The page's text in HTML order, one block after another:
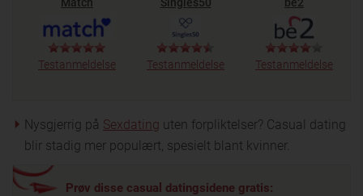
Testanmeldelse Testanmeldelse Testanmeldelse
Nysgjerrig på Sexdating uten forpliktelser? Casual dating
blir stadig mer populært, spesielt blant kvinner.
Prøv disse casual datingsidene gratis: